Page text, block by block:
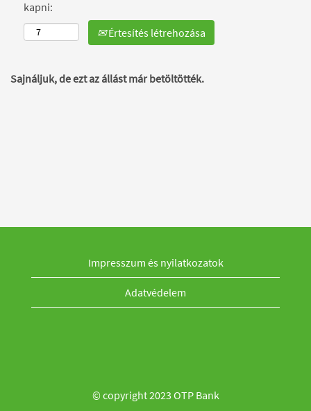
kapni:
Értesítés létrehozása
Sajnáljuk, de ezt az állást már betöltötték.
Impresszum és nyilatkozatok
Adatvédelem
© copyright 2023 OTP Bank